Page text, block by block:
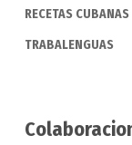
RECETAS CUBANAS
TRABALENGUAS